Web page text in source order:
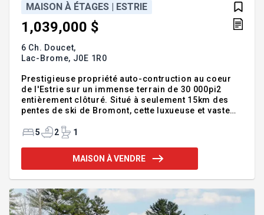
MAISON À ÉTAGES | ESTRIE
1,039,000 $
6 Ch. Doucet,
Lac-Brome, J0E 1R0
Prestigieuse propriété auto-contruction au coeur
de l'Estrie sur un immense terrain de 30 000pi2
entièrement clôturé. Situé à seulement 15km des
pentes de ski de Bromont, cette luxueuse et vaste
même étage et une immense salle de bain privative
italienne double. En ajout, vous y retrouverez un
immense garage détaché en plus de celui adjacent
Découvrez cette construction d'exception alliant
modernité,
5 2 1
MAISON À VENDRE